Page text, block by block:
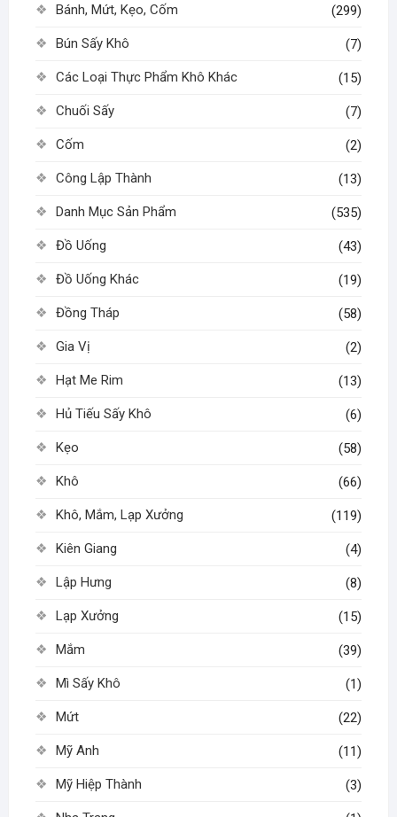
Bánh, Mứt, Kẹo, Cốm (299)
Bún Sấy Khô (7)
Các Loại Thực Phẩm Khô Khác (15)
Chuối Sấy (7)
Cốm (2)
Công Lập Thành (13)
Danh Mục Sản Phẩm (535)
Đồ Uống (43)
Đồ Uống Khác (19)
Đồng Tháp (58)
Gia Vị (2)
Hạt Me Rim (13)
Hủ Tiếu Sấy Khô (6)
Kẹo (58)
Khô (66)
Khô, Mắm, Lạp Xưởng (119)
Kiên Giang (4)
Lập Hưng (8)
Lạp Xưởng (15)
Mắm (39)
Mì Sấy Khô (1)
Mứt (22)
Mỹ Anh (11)
Mỹ Hiệp Thành (3)